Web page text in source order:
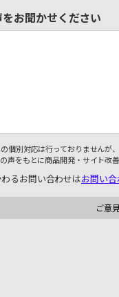
お聞かせください
個別対応は行っておりませんが
声をもとに商品開発・サイト改善
るお問い合わせはお問い